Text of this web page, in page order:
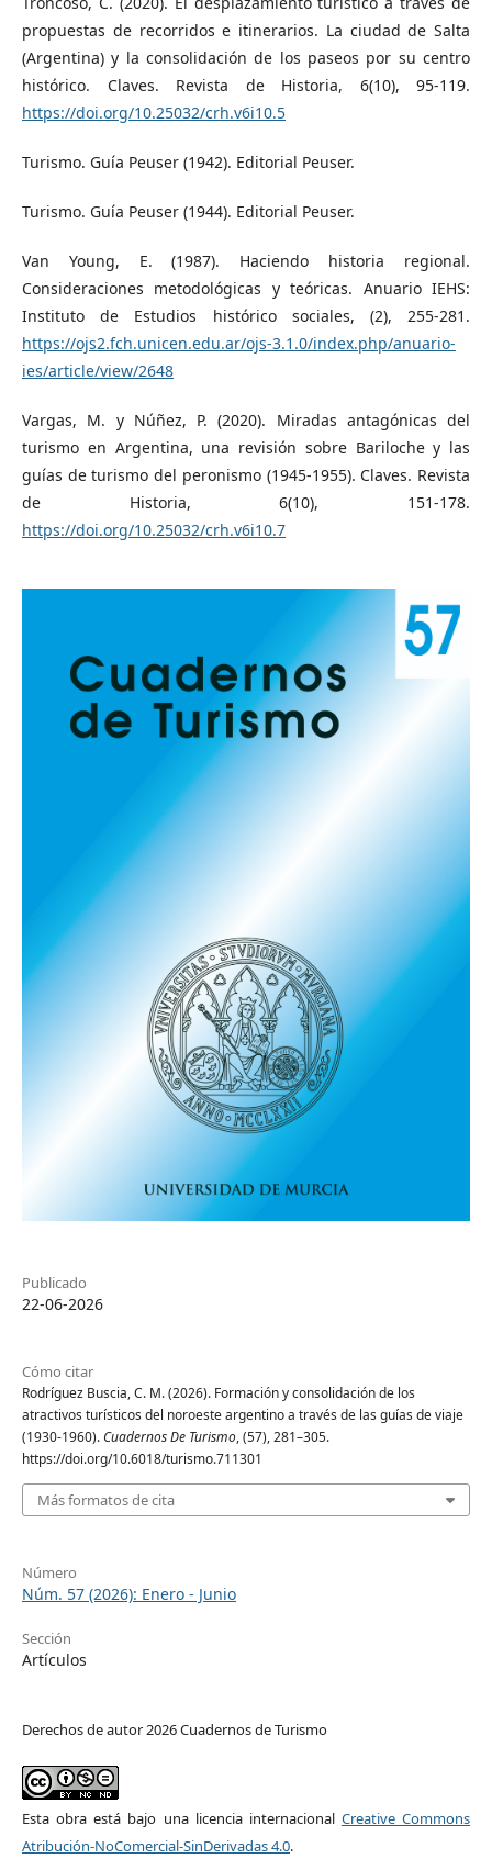
propuestas de recorridos e itinerarios. La ciudad de Salta
(Argentina) y la consolidación de los paseos por su centro
histórico. Claves. Revista de Historia, 6(10), 95-119.
https://doi.org/10.25032/crh.v6i10.5
Turismo. Guía Peuser (1942). Editorial Peuser.
Turismo. Guía Peuser (1944). Editorial Peuser.
Van Young, E. (1987). Haciendo historia regional.
Consideraciones metodológicas y teóricas. Anuario IEHS:
Instituto de Estudios histórico sociales, (2), 255-281.
https://ojs2.fch.unicen.edu.ar/ojs-3.1.0/index.php/anuario-
ies/article/view/2648
Vargas, M. y Núñez, P. (2020). Miradas antagónicas del
turismo en Argentina, una revisión sobre Bariloche y las
guías de turismo del peronismo (1945-1955). Claves. Revista
de Historia, 6(10), 151-178.
https://doi.org/10.25032/crh.v6i10.7
Publicado
22-06-2026
Cómo citar
Rodríguez Buscia, C. M. (2026). Formación y consolidación de los
atractivos turísticos del noroeste argentino a través de las guías de viaje
(1930-1960).Cuadernos De Turismo, (57), 281–305.
https://doi.org/10.6018/turismo.711301
Más formatos de cita
Número
Núm. 57 (2026): Enero - Junio
Sección
Artículos
Derechos de autor 2026 Cuadernos de Turismo
Esta obra está bajo una licencia internacional Creative Commons
Atribución-NoComercial-SinDerivadas 4.0.